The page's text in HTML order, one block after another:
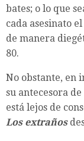
bates; o lo que
cada asesinato
de manera
80.
No obstante, en
su antecesora
está lejos de
Los extraños